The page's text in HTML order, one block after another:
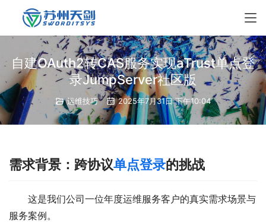
自建OAuth2转CAS服务实现aTrust单点登
录JumpServer社区版
运维技巧 2025年7月31日 下午10:04
需求背景：跨协议单点登录的挑战
这是我们公司一位年度运维服务客户的真实需求场景与
服务案例。